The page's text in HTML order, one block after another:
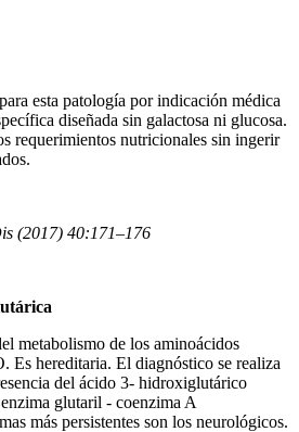
esta patología por indicación médica
diseñada sin galactosa ni glucosa.
requerimientos nutricionales sin ingerir
(2017) 40:171–176
metabolismo de los aminoácidos
hereditaria. El diagnóstico se realiza
del ácido 3- hidroxiglutárico
glutaril - coenzima A
más persistentes son los neurológicos.